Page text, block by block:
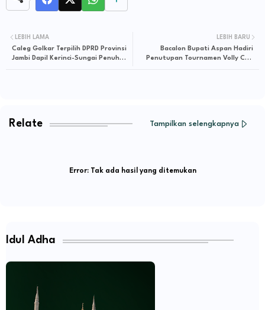
LEBIH BARU
Bacalon Bupati Aspan Hadiri
Penutupan Tournamen Volly Cup
LEBIH LAMA
Caleg Golkar Terpilih DPRD Provinsi
Jambi Dapil Kerinci-Sungai Penuh
Relate Tampilkan selengkapnya
Error:Tak ada hasil yang ditemukan
Idul Adha